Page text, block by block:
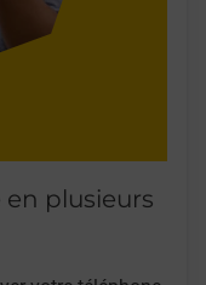
plusieurs